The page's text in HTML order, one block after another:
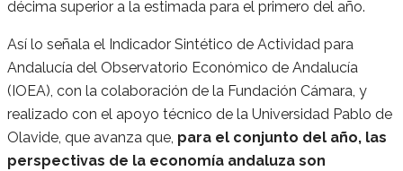
décima superior a la estimada para el primero del año.
Así lo señala el Indicador Sintético de Actividad para
Andalucía del Observatorio Económico de Andalucía
(IOEA), con la colaboración de la Fundación Cámara, y
realizado con el apoyo técnico de la Universidad Pablo de
Olavide, que avanza que, para el conjunto del año, las
perspectivas de la economía andaluza son